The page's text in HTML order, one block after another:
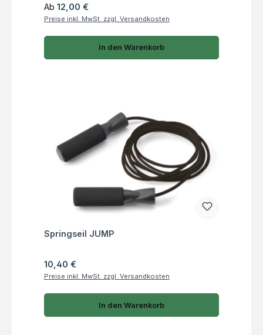
Regulärer Preis:
Ab 12,00 €
Preise inkl. MwSt. zzgl. Versandkosten
In den Warenkorb
Fragen zum Artikel
Springseil JUMP
Regulärer Preis:
10,40 €
Preise inkl. MwSt. zzgl. Versandkosten
In den Warenkorb